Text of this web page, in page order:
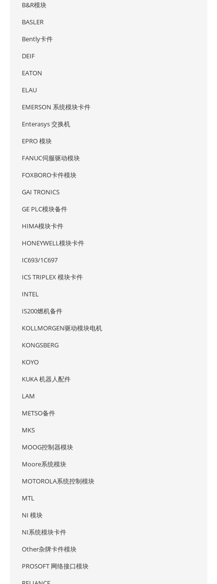
B&R模块
BASLER
Bently卡件
DEIF
EATON
ELAU
EMERSON 系统模块卡件
Enterasys 交换机
EPRO 模块
FANUC伺服驱动模块
FOXBORO卡件模块
GAI TRONICS
GE PLC模块备件
HIMA模块卡件
HONEYWELL模块卡件
IC693/1C697
ICS TRIPLEX 模块卡件
INTEL
IS200燃机备件
KOLLMORGEN驱动模块电机
KONGSBERG
KOYO
KUKA 机器人配件
LAM
METSO备件
MKS
MOOG控制器模块
Moore系统模块
MOTOROLA系统控制模块
MTL
NI 模块
NI系统模块卡件
Other杂牌卡件模块
PROSOFT 网络接口模块